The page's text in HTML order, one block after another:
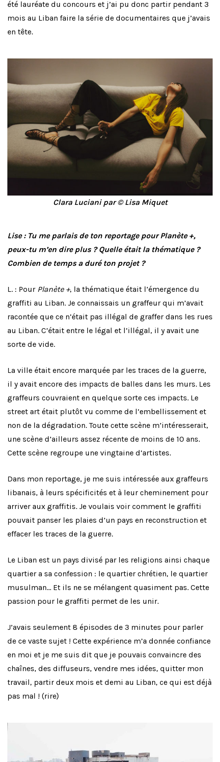
été lauréate du concours et j’ai pu donc partir pendant 3
mois au Liban faire la série de documentaires que j’avais
en tête.
Clara Luciani par © Lisa Miquet
Lise : Tu me parlais de ton reportage pour Planète +,
peux-tu m’en dire plus ? Quelle était la thématique ?
Combien de temps a duré ton projet ?
L. : Pour Planète +, la thématique était l’émergence du
graffiti au Liban. Je connaissais un graffeur qui m’avait
racontée que ce n’était pas illégal de graffer dans les rues
au Liban. C’était entre le légal et l’illégal, il y avait une
sorte de vide.
La ville était encore marquée par les traces de la guerre,
il y avait encore des impacts de balles dans les murs. Les
graffeurs couvraient en quelque sorte ces impacts. Le
street art était plutôt vu comme de l’embellissement et
non de la dégradation. Toute cette scène m’intéresserait,
une scène d’ailleurs assez récente de moins de 10 ans.
Cette scène regroupe une vingtaine d’artistes.
Dans mon reportage, je me suis intéressée aux graffeurs
libanais, à leurs spécificités et à leur cheminement pour
arriver aux graffitis. Je voulais voir comment le graffiti
pouvait panser les plaies d’un pays en reconstruction et
effacer les traces de la guerre.
Le Liban est un pays divisé par les religions ainsi chaque
quartier a sa confession : le quartier chrétien, le quartier
musulman… Et ils ne se mélangent quasiment pas. Cette
passion pour le graffiti permet de les unir.
J’avais seulement 8 épisodes de 3 minutes pour parler
de ce vaste sujet ! Cette expérience m’a donnée confiance
en moi et je me suis dit que je pouvais convaincre des
chaînes, des diffuseurs, vendre mes idées, quitter mon
travail, partir deux mois et demi au Liban, ce qui est déjà
pas mal ! (rire)